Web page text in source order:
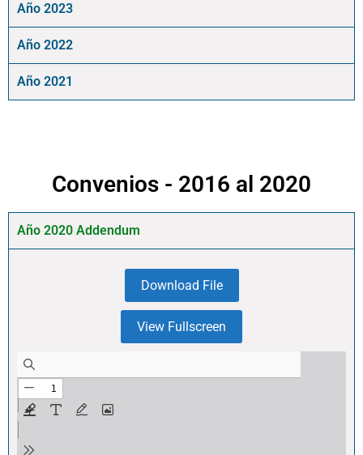
Año 2023
Año 2022
Año 2021
Convenios - 2016 al 2020
Año 2020 Addendum
Download File
View Fullscreen